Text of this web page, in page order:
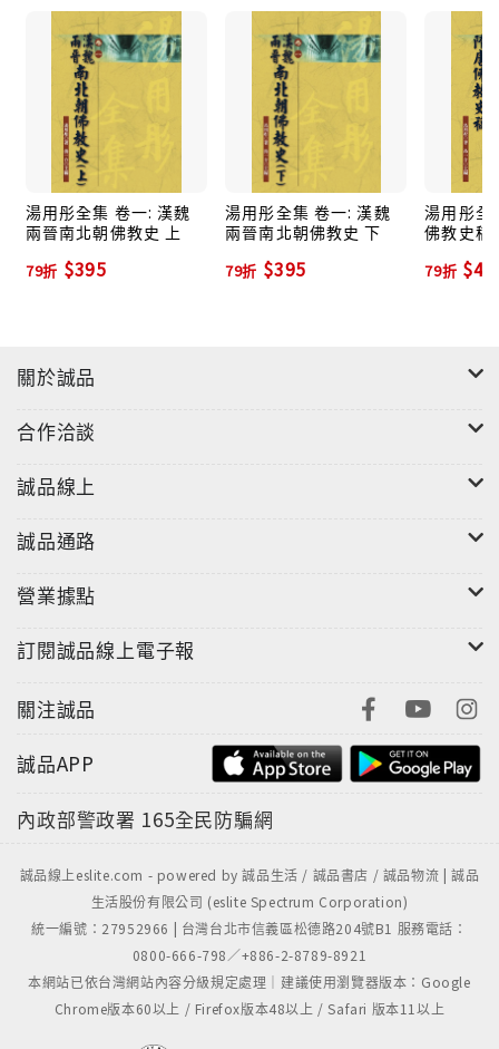
湯用彤全集 卷一: 漢魏
兩晉南北朝佛教史 上
79折 $395
湯用彤全集 卷一: 漢魏
兩晉南北朝佛教史 下
79折 $395
湯用彤全
佛教史稿
79折
關於誠品
合作洽談
誠品線上
誠品通路
營業據點
訂閱誠品線上電子報
關注誠品
誠品APP
內政部警政署 165全民防騙網
誠品線上eslite.com - powered by 誠品生活 / 誠品書店 / 誠品物流 | 誠品
生活股份有限公司 (eslite Spectrum Corporation)
統一編號：27952966 | 台灣台北市信義區松德路204號B1 服務電話：
0800-666-798／+886-2-8789-8921
本網站已依台灣網站內容分級規定處理｜建議使用瀏覽器版本：Google
Chrome版本60以上 / Firefox版本48以上 / Safari 版本11以上